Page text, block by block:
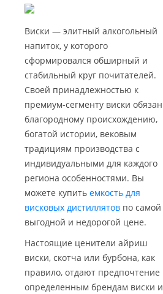
Виски — элитный алкогольный
напиток, у которого
сформировался обширный и
стабильный круг почитателей.
Своей принадлежностью к
премиум-сегменту виски обязан
благородному происхождению,
богатой истории, вековым
традициям производства с
индивидуальными для каждого
региона особенностями. Вы
можете купить емкость для
висковых дистиллятов по самой
выгодной и недорогой цене.
Настоящие ценители айриш
виски, скотча или бурбона, как
правило, отдают предпочтение
определенным брендам виски и